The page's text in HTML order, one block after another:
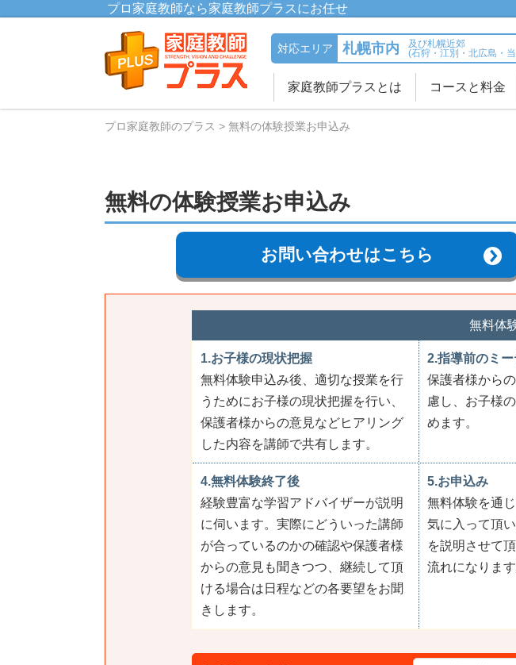
プロ家庭教師なら家庭教師プラスにお任せ
対応エリア 札幌市内
及び札幌近郊
(石狩・江別・北広島・
家庭教師プラスとは コースと料金
プロ家庭教師のプラス 無料の体験授業お申込み
無料の体験授業お申込み
お問い合わせはこちら
無料体
1.お子様の現状把握
無料体験申込み後、適切な授業を行
うためにお子様の現状把握を行い、
保護者様からの意見などヒアリング
した内容を講師で共有します。
2.指導前のミ
保護者様から
慮し、お子様
めます。
4.無料体験終了後
経験豊富な学習アドバイザーが説明
に伺います。実際にどういった講師
が合っているのかの確認や保護者様
からの意見も聞きつつ、継続して頂
ける場合は日程などの各要望をお聞
きします。
5.お申込み
無料体験を通
気に入って頂
を説明させて
流れになります